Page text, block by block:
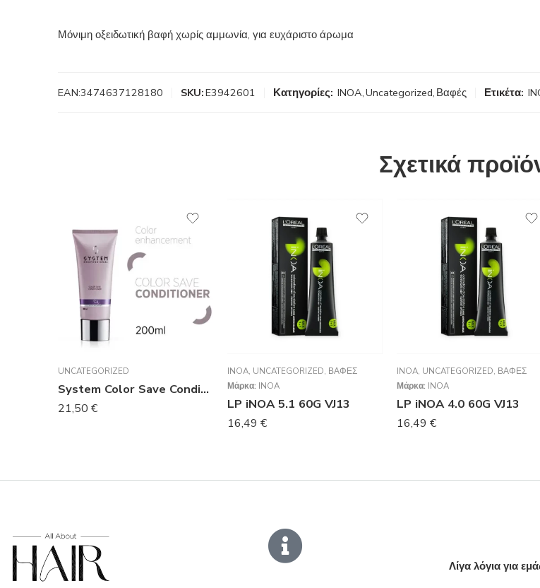
Μόνιμη οξειδωτική βαφή χωρίς αμμωνία, για ευχάριστο άρωμα
EAN:3474637128180 SKU:E3942601 Κατηγορίες: INOA,Uncategorized, Βαφές Ετικέτα:
Σχετικά
UNCATEGORIZED
System Color Save Conditioner 200ml
21,50 €
INOA, UNCATEGORIZED, ΒΑΦΈΣ
Μάρκα: INOA
LP iNOA 5.1 60G VJ13
16,49 €
INOA, UNCATEGORIZED, ΒΑΦΈΣ
Μάρκα: INOA
LP iNOA 4.0 60G VJ13
16,49 €
Λίγα λόγια για